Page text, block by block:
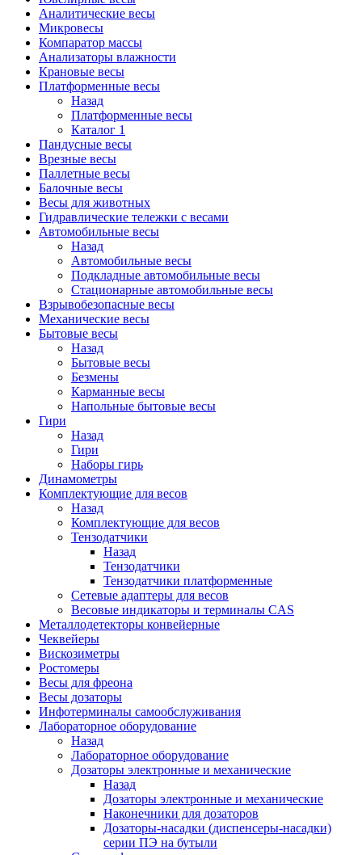
Аналитические весы
Микровесы
Компаратор массы
Анализаторы влажности
Крановые весы
Платформенные весы
Назад
Платформенные весы
Каталог 1
Пандусные весы
Врезные весы
Паллетные весы
Балочные весы
Весы для животных
Гидравлические тележки с весами
Автомобильные весы
Назад
Автомобильные весы
Подкладные автомобильные весы
Стационарные автомобильные весы
Взрывобезопасные весы
Механические весы
Бытовые весы
Назад
Бытовые весы
Безмены
Карманные весы
Напольные бытовые весы
Гири
Назад
Гири
Наборы гирь
Динамометры
Комплектующие для весов
Назад
Комплектующие для весов
Тензодатчики
Назад
Тензодатчики
Тензодатчики платформенные
Сетевые адаптеры для весов
Весовые индикаторы и терминалы CAS
Металлодетекторы конвейерные
Чеквейеры
Вискозиметры
Ростомеры
Весы для фреона
Весы дозаторы
Инфотерминалы самообслуживания
Лабораторное оборудование
Назад
Лабораторное оборудование
Дозаторы электронные и механические
Назад
Дозаторы электронные и механические
Наконечники для дозаторов
Дозаторы-насадки (диспенсеры-насадки)
серии ПЭ на бутыли